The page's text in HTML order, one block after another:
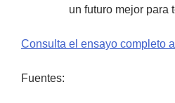
un futuro mejor para
Consulta el ensayo completo
Fuentes: